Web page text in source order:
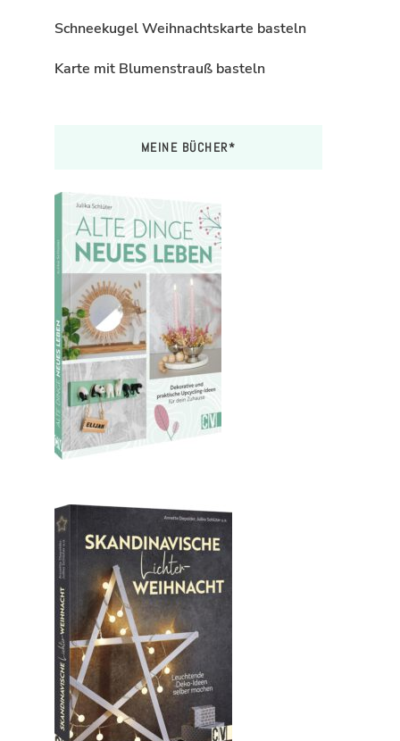
Schneekugel Weihnachtskarte basteln
Karte mit Blumenstrauß basteln
MEINE BÜCHER*